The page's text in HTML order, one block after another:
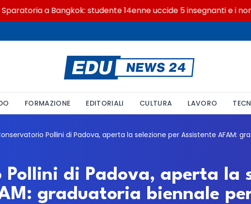
a Bangkok: studente 14enne uccide 5 insegnanti e i nonni
FORMAZIONE EDITORIALI CULTURA LAVORO
Pollini di Padova, aperta la
graduatoria biennale